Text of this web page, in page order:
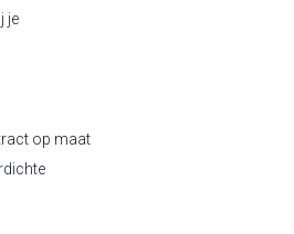
je
op maat